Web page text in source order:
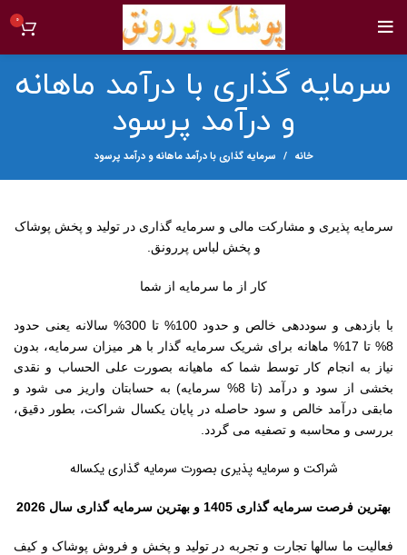
0
سرمایه گذاری با درآمد ماهانه
و درآمد پرسود
خانه سرمایه گذاری با درآمد ماهانه و درآمد پرسود
سرمایه پذیری و مشارکت مالی و سرمایه گذاری در تولید و پخش پوشاک
و پخش لباس پررونق.
کار از ما سرمایه از شما
با بازدهی و سوددهی خالص و حدود 100% تا 300% سالانه یعنی حدود
8% تا 17% ماهانه برای شریک سرمایه گذار با هر میزان سرمایه، بدون
نیاز به انجام کار توسط شما که ماهیانه بصورت علی الحساب و نقدی
بخشی از سود و درآمد (تا 8% سرمایه) به حسابتان واریز می شود و
مابقی درآمد خالص و سود حاصله در پایان یکسال شراکت، بطور دقیق،
بررسی و محاسبه و تصفیه می گردد.
شراکت و سرمایه پذیری بصورت سرمایه گذاری یکساله
بهترین فرصت سرمایه گذاری 1405 و بهترین سرمایه گذاری سال 2026
فعالیت ما سالها تجارت و تجربه در تولید و پخش و فروش پوشاک و کیف